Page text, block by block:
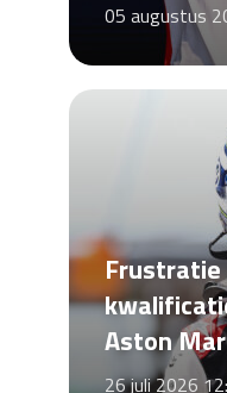
05 augustus
Frustratie
Aston
26 juli 2026